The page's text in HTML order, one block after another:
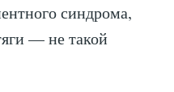
синдрома,
— не такой